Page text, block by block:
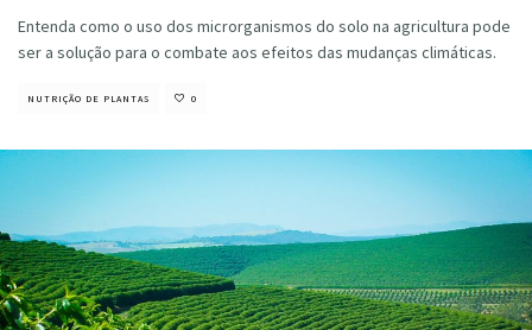
Entenda como o uso dos microrganismos do solo na agricultura pode
ser a solução para o combate aos efeitos das mudanças climáticas.
NUTRIÇÃO DE PLANTAS 0